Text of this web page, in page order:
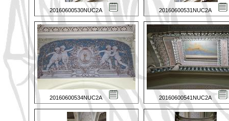
20160600530NUC2A 20160600531NUC2A
20160600534NUC2A 20160600541NUC2A